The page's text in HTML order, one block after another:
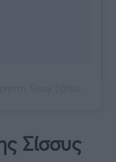
Σίσσυς